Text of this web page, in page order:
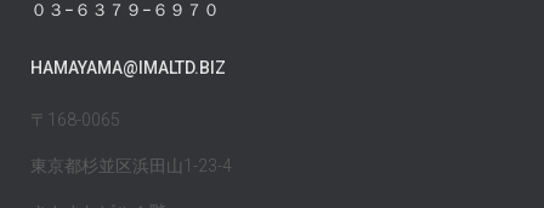
０３−６３７９−６９７０
HAMAYAMA@IMALTD.BIZ
〒168-0065
東京都杉並区浜田山1-23-4